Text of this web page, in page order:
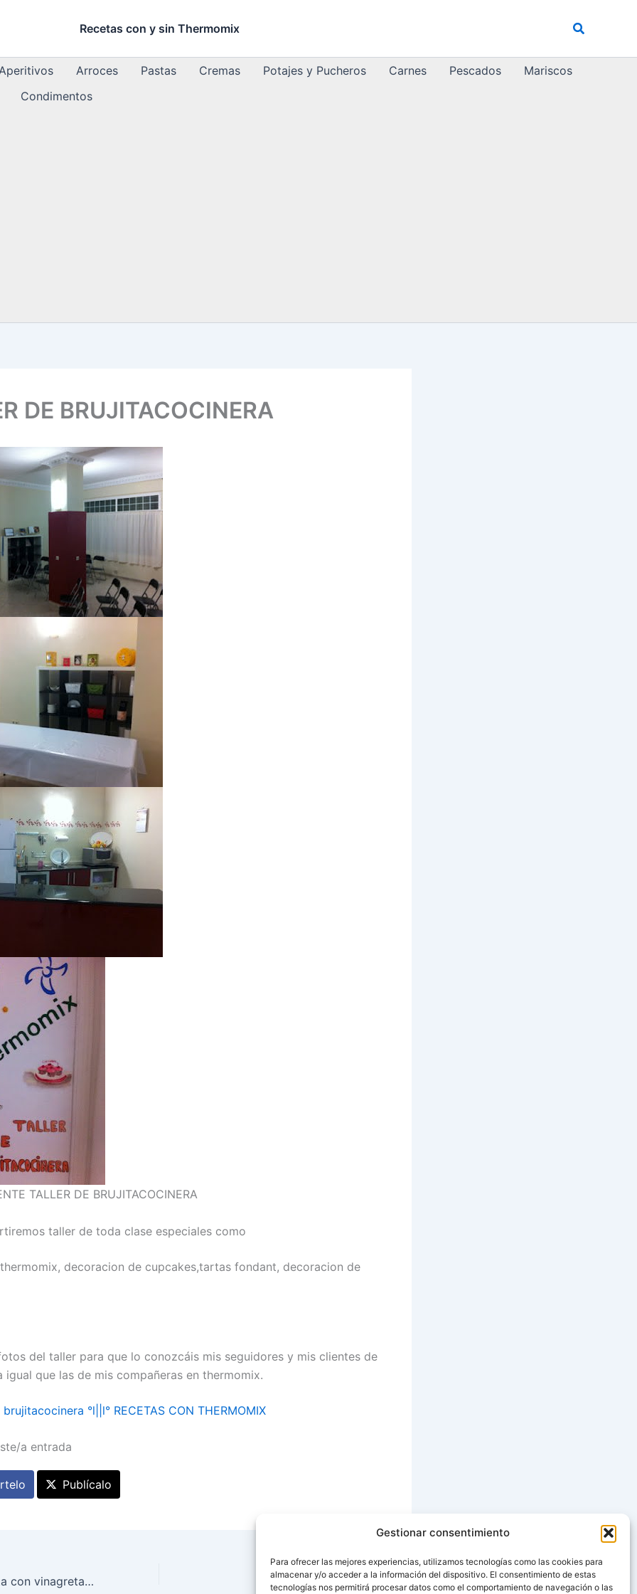
Gestionar consentimiento
Para ofrecer las mejores experiencias, utilizamos tecnologías como las cookies para
almacenar y/o acceder a la información del dispositivo. El consentimiento de estas
tecnologías nos permitirá procesar datos como el comportamiento de navegación o las
Recetas con y sin Thermomix Buscar
Arroces Pastas Cremas Potajes y Pucheros Carnes Pescados
Mariscos
Condimentos
DE BRUJITACOCINERA
TALLER DE BRUJITACOCINERA
taller de toda clase especiales como
decoracion de cupcakes,tartas fondant, decoracion de
del taller para que lo conozcáis mis seguidores y mis clientes de
igual que las de mis compañeras en thermomix.
brujitacocinera °l||l° RECETAS CON THERMOMIX
a entrada
Publícalo
Ensalada de pasta con vinagreta de tomate y albahaca
SIGUIENTE
CANAPÉS DE QUESO